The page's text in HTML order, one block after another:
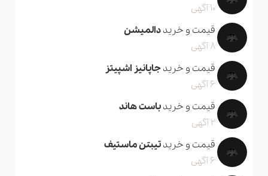
10 آگهی
قیمت و خریددالمیشن
8 آگهی
قیمت و خریدجاپانیز اشپیتز
6 آگهی
قیمت و خریدباست هاند
2 آگهی
قیمت و خریدتیبتن ماستیف
6 آگهی